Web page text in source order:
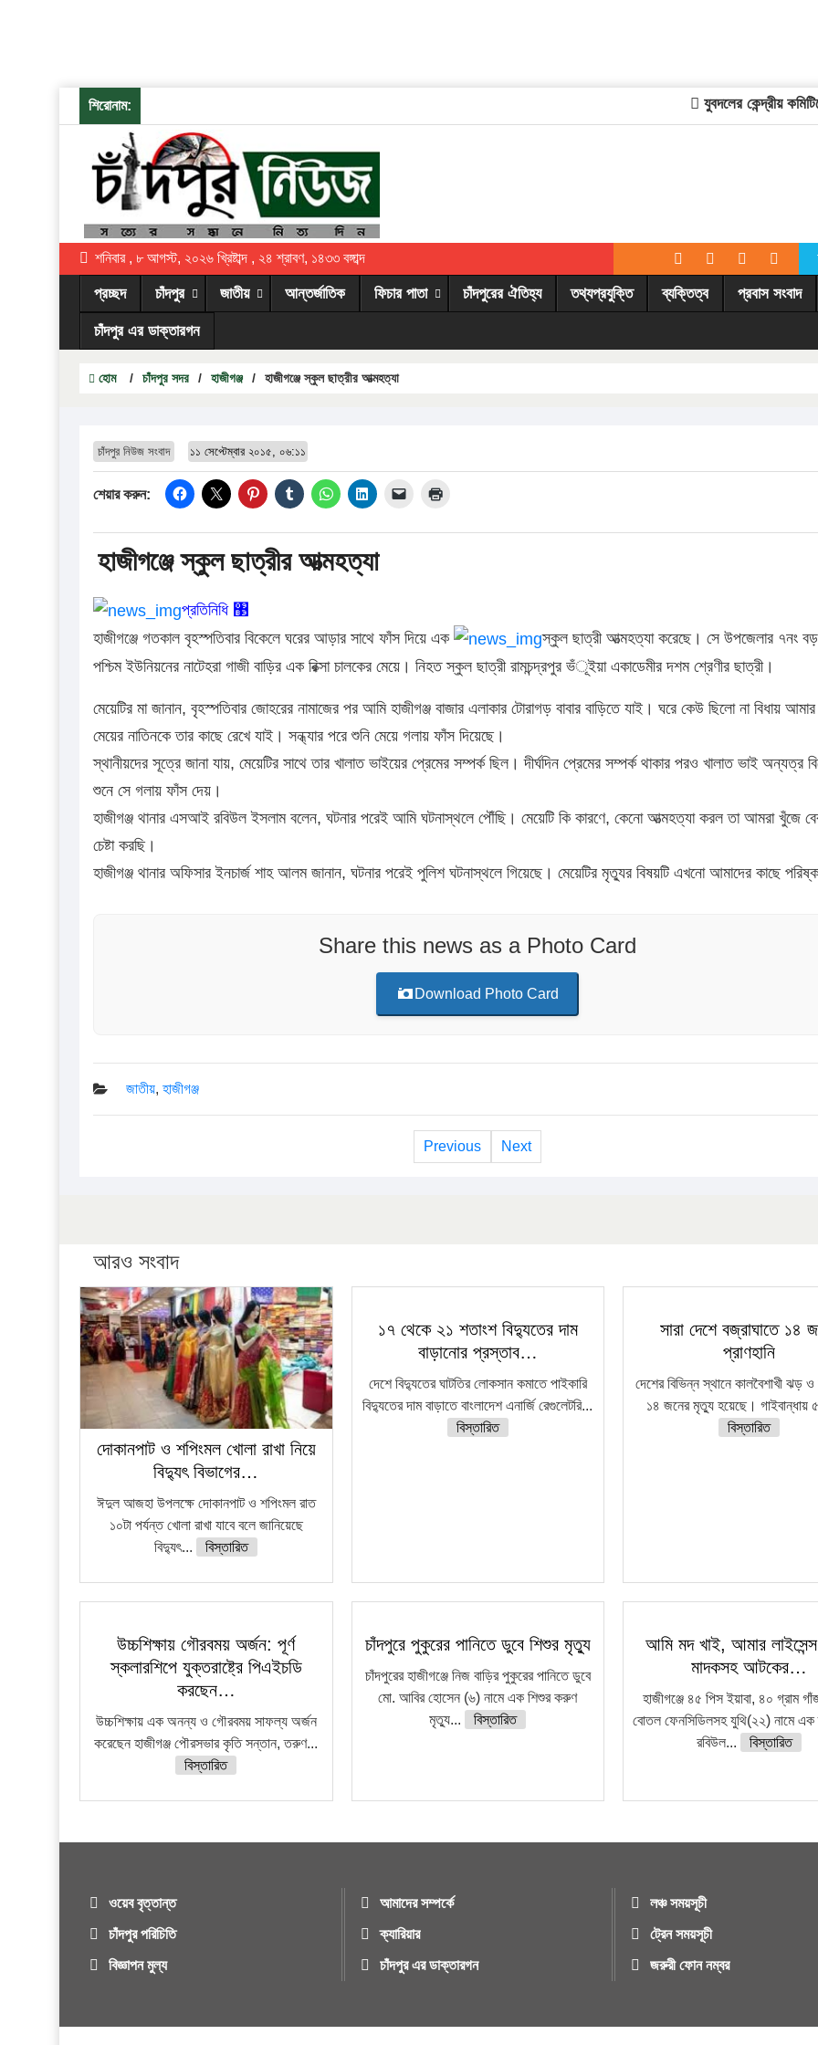
শিরোনাম: যুবদলের কেন্দ্রীয়
শনিবার , ৮ আগস্ট, ২০২৬ খ্রিষ্টাব্দ , ২৪ শ্রাবণ, ১৪৩৩ বঙ্গাব্দ
প্রচ্ছদ চাঁদপুর জাতীয় আন্তর্জাতিক ফিচার পাতা চাঁদপুরের ঐতিহ্য তথ্যপ্রযুক্তি ব্যক্তিত্ব প্রবাস সংবাদ
চাঁদপুর এর ডাক্তারগন
হোম / চাঁদপুর সদর / হাজীগঞ্জ / হাজীগঞ্জে স্কুল ছাত্রীর আত্মহত্যা
চাঁদপুর নিউজ সংবাদ ১১ সেপ্টেম্বার ২০১৫, ০৬:১১
শেয়ার করুন:
হাজীগঞ্জে স্কুল ছাত্রীর আত্মহত্যা
প্রতিনিধি ঳
হাজীগঞ্জে গতকাল বৃহস্পতিবার বিকেলে ঘরের আড়ার সাথে ফাঁস দিয়ে এক
স্কুল ছাত্রী আত্মহত্যা করেছে। সে উপজেলার ৭নং
পশ্চিম ইউনিয়নের নাটেহরা গাজী বাড়ির এক রিক্সা চালকের মেয়ে। নিহত স্কুল ছাত্রী রামচন্দ্রপুর ভঁূইয়া একাডেমীর দশম শ্রেণীর ছাত্রী।
মেয়েটির মা জানান, বৃহস্পতিবার জোহরের নামাজের পর আমি হাজীগঞ্জ বাজার এলাকার টোরাগড় বাবার বাড়িতে যাই। ঘরে কেউ ছিলো না বিধায়
মেয়ের নাতিনকে তার কাছে রেখে যাই। সন্ধ্যার পরে শুনি মেয়ে গলায় ফাঁস দিয়েছে।
স্থানীয়দের সূত্রে জানা যায়, মেয়েটির সাথে তার খালাত ভাইয়ের প্রেমের সম্পর্ক ছিল। দীর্ঘদিন প্রেমের সম্পর্ক থাকার পরও খালাত ভাই অন্যত্র
শুনে সে গলায় ফাঁস দেয়।
হাজীগঞ্জ থানার এসআই রবিউল ইসলাম বলেন, ঘটনার পরেই আমি ঘটনাস্থলে পৌঁছি। মেয়েটি কি কারণে, কেনো আত্মহত্যা করল তা আমরা খুঁজে
চেষ্টা করছি।
হাজীগঞ্জ থানার অফিসার ইনচার্জ শাহ আলম জানান, ঘটনার পরেই পুলিশ ঘটনাস্থলে গিয়েছে। মেয়েটির মৃত্যুর বিষয়টি এখনো আমাদের কাছে
Share this news as a Photo Card
Download Photo Card
জাতীয়, হাজীগঞ্জ
Previous Next
আরও সংবাদ
দোকানপাট ও শপিংমল খোলা রাখা নিয়ে
বিদ্যুৎ বিভাগের…
ঈদুল আজহা উপলক্ষে দোকানপাট ও শপিংমল রাত
১০টা পর্যন্ত খোলা রাখা যাবে বলে জানিয়েছে
বিদ্যুৎ...
বিস্তারিত
১৭ থেকে ২১ শতাংশ বিদ্যুতের দাম
বাড়ানোর প্রস্তাব…
দেশে বিদ্যুতের ঘাটতির লোকসান কমাতে পাইকারি
বিদ্যুতের দাম বাড়াতে বাংলাদেশ এনার্জি রেগুলেটরি...
বিস্তারিত
সারা দেশে বজ্রাঘাতে ১৪
প্রাণহানি
দেশের বিভিন্ন স্থানে কালবৈশাখী ঝড় ও
১৪ জনের মৃত্যু হয়েছে। গাইবান্ধায়
বিস্তারিত
উচ্চশিক্ষায় গৌরবময় অর্জন: পূর্ণ
স্কলারশিপে যুক্তরাষ্ট্রে পিএইচডি
করছেন…
উচ্চশিক্ষায় এক অনন্য ও গৌরবময় সাফল্য অর্জন
করেছেন হাজীগঞ্জ পৌরসভার কৃতি সন্তান, তরুণ...
বিস্তারিত
চাঁদপুরে পুকুরের পানিতে ডুবে শিশুর মৃত্যু
চাঁদপুরের হাজীগঞ্জে নিজ বাড়ির পুকুরের পানিতে ডুবে
মো. আবির হোসেন (৬) নামে এক শিশুর করুণ
মৃত্যু...
বিস্তারিত
আমি মদ খাই, আমার
মাদকসহ আটকের…
হাজীগঞ্জে ৪৫ পিস ইয়াবা, ৪০ গ্রাম
বোতল ফেনসিডিলসহ যুথি(২২) নামে এক
রবিউল...
বিস্তারিত
ওয়েব বৃত্তান্ত
চাঁদপুর পরিচিতি
বিজ্ঞাপন মুল্য
আমাদের সম্পর্কে
ক্যারিয়ার
চাঁদপুর এর ডাক্তারগন
লঞ্চ সময়সূচী
ট্রেন সময়সূচী
জরুরী ফোন নম্বর